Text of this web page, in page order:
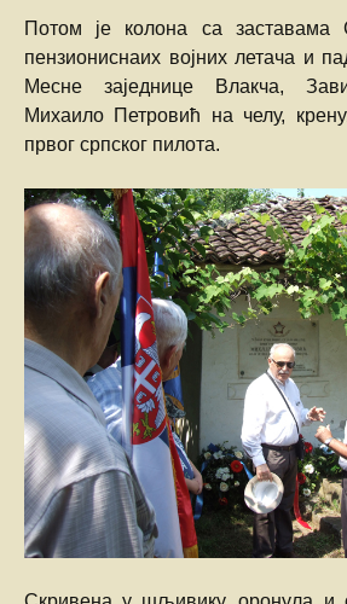
Потом је колона са заставама
пензиониснаих војних летача и
Месне заједнице Влакча,
Михаило Петровић на челу,
првог српског пилота.